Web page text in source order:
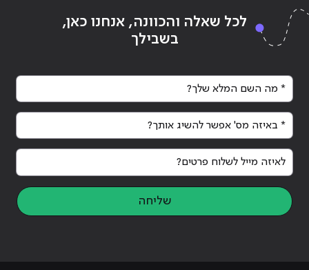
Continue reading
2025?"
לכל שאלה והכוונה, אנחנו כאן,
בשבילך
* מה השם המלא שלך?
* באיזה מס' אפשר להשיג אותך?
לאיזה מייל לשלוח פרטים?
שליחה